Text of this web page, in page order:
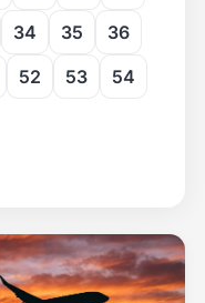
34 35
36
52 53
54